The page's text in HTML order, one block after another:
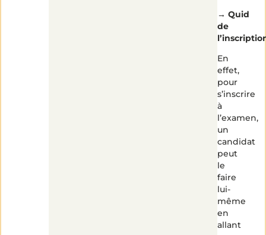
→ Quid
de
En
effet,
pour
s’inscrire
à
l’examen,
un
candidat
peut
le
faire
lui-
même
en
allant